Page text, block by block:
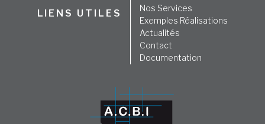
LIENS UTILES
Nos Services
Exemples Réalisations
Actualités
Contact
Documentation